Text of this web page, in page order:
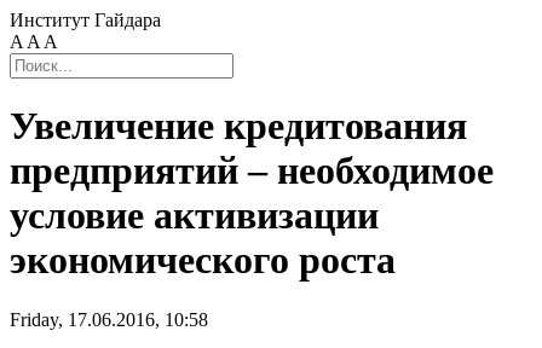
Институт Гайдара
A A A
Увеличение кредитования
предприятий – необходимое
условие активизации
экономического роста
Friday, 17.06.2016, 10:58